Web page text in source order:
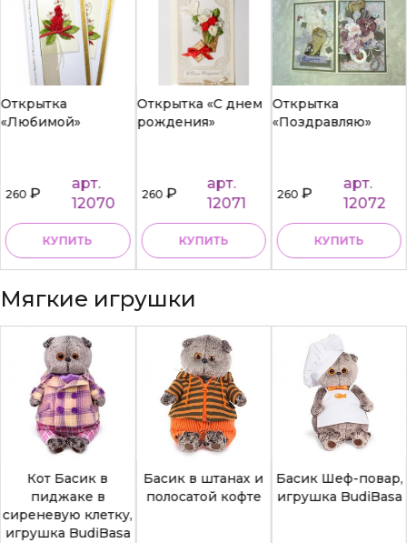
Открытка
«Любимой»
260₽
арт.
12070
КУПИТЬ
Открытка «С днем
рождения»
260₽
арт.
12071
КУПИТЬ
Открытка
«Поздравляю»
260₽
арт.
12072
КУПИТЬ
Мягкие игрушки
Кот Басик в
пиджаке в
сиреневую клетку,
игрушка BudiBasa
Басик в штанах и
полосатой кофте
Басик Шеф-повар,
игрушка BudiBasa